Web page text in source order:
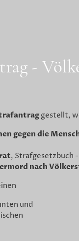
-
gestellt,
gegen die
, Strafgesetzbuch
nach
und